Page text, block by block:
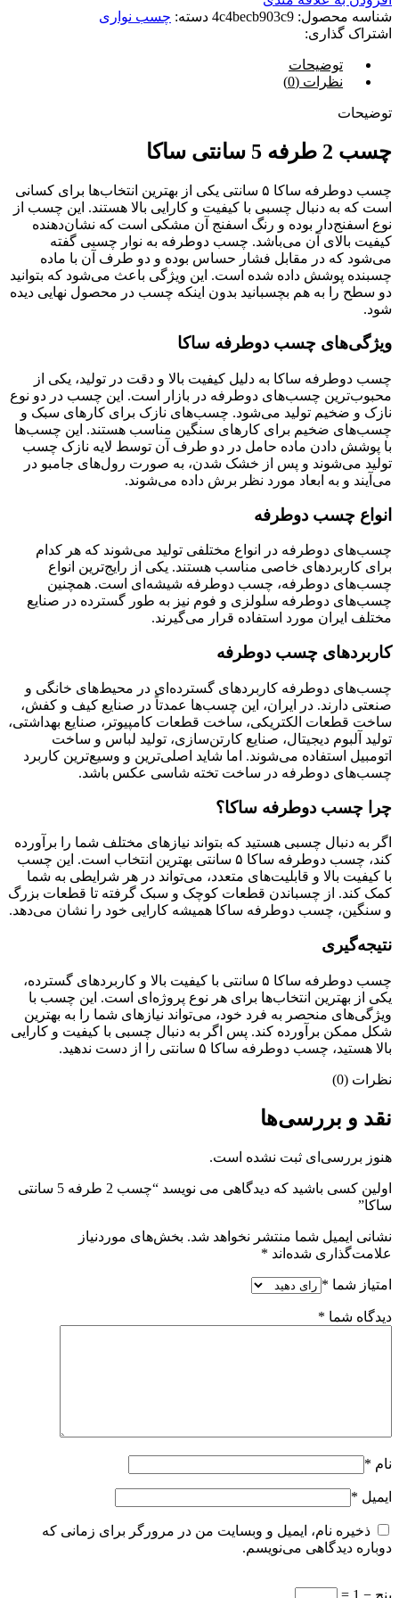
شناسه محصول: 4c4becb903c9 دسته: چسب نواری
اشتراک گذاری:
توضیحات
نظرات (0)
توضیحات
چسب 2 طرفه 5 سانتی ساکا
چسب دوطرفه ساکا ۵ سانتی یکی از بهترین انتخاب‌ها برای کسانی
است که به دنبال چسبی با کیفیت و کارایی بالا هستند. این چسب از
نوع اسفنج‌دار بوده و رنگ اسفنج آن مشکی است که نشان‌دهنده
کیفیت بالای آن می‌باشد. چسب دوطرفه به نوار چسبی گفته
می‌شود که در مقابل فشار حساس بوده و دو طرف آن با ماده
چسبنده پوشش داده شده است. این ویژگی باعث می‌شود که بتوانید
دو سطح را به هم بچسبانید بدون اینکه چسب در محصول نهایی دیده
شود.
ویژگی‌های چسب دوطرفه ساکا
چسب دوطرفه ساکا به دلیل کیفیت بالا و دقت در تولید، یکی از
محبوب‌ترین چسب‌های دوطرفه در بازار است. این چسب در دو نوع
نازک و ضخیم تولید می‌شود. چسب‌های نازک برای کارهای سبک و
چسب‌های ضخیم برای کارهای سنگین مناسب هستند. این چسب‌ها
با پوشش دادن ماده حامل در دو طرف آن توسط لایه نازک چسب
تولید می‌شوند و پس از خشک شدن، به صورت رول‌های جامبو در
می‌آیند و به ابعاد مورد نظر برش داده می‌شوند.
انواع چسب دوطرفه
چسب‌های دوطرفه در انواع مختلفی تولید می‌شوند که هر کدام
برای کاربردهای خاصی مناسب هستند. یکی از رایج‌ترین انواع
چسب‌های دوطرفه، چسب دوطرفه شیشه‌ای است. همچنین
چسب‌های دوطرفه سلولزی و فوم نیز به طور گسترده در صنایع
مختلف ایران مورد استفاده قرار می‌گیرند.
کاربردهای چسب دوطرفه
چسب‌های دوطرفه کاربردهای گسترده‌ای در محیط‌های خانگی و
صنعتی دارند. در ایران، این چسب‌ها عمدتاً در صنایع کیف و کفش،
ساخت قطعات الکتریکی، ساخت قطعات کامپیوتر، صنایع بهداشتی،
تولید آلبوم دیجیتال، صنایع کارتن‌سازی، تولید لباس و ساخت
اتومبیل استفاده می‌شوند. اما شاید اصلی‌ترین و وسیع‌ترین کاربرد
چسب‌های دوطرفه در ساخت تخته شاسی عکس باشد.
چرا چسب دوطرفه ساکا؟
اگر به دنبال چسبی هستید که بتواند نیازهای مختلف شما را برآورده
کند، چسب دوطرفه ساکا ۵ سانتی بهترین انتخاب است. این چسب
با کیفیت بالا و قابلیت‌های متعدد، می‌تواند در هر شرایطی به شما
کمک کند. از چسباندن قطعات کوچک و سبک گرفته تا قطعات بزرگ
و سنگین، چسب دوطرفه ساکا همیشه کارایی خود را نشان می‌دهد.
نتیجه‌گیری
چسب دوطرفه ساکا ۵ سانتی با کیفیت بالا و کاربردهای گسترده،
یکی از بهترین انتخاب‌ها برای هر نوع پروژه‌ای است. این چسب با
ویژگی‌های منحصر به فرد خود، می‌تواند نیازهای شما را به بهترین
شکل ممکن برآورده کند. پس اگر به دنبال چسبی با کیفیت و کارایی
بالا هستید، چسب دوطرفه ساکا ۵ سانتی را از دست ندهید.
نظرات (0)
نقد و بررسی‌ها
هنوز بررسی‌ای ثبت نشده است.
اولین کسی باشید که دیدگاهی می نویسد “چسب 2 طرفه 5 سانتی
ساکا”
نشانی ایمیل شما منتشر نخواهد شد. بخش‌های موردنیاز
علامت‌گذاری شده‌اند *
امتیاز شما *
دیدگاه شما *
نام *
ایمیل *
ذخیره نام، ایمیل و وبسایت من در مرورگر برای زمانی که
دوباره دیدگاهی می‌نویسم.
پنج − 1 =